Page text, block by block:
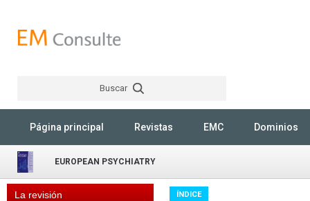
Buscar
Página principal Revistas EMC Dominios
EUROPEAN PSYCHIATRY
La revisión ÍNDICE